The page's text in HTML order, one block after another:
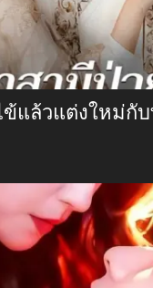
แล้วแต่งใหม่กั